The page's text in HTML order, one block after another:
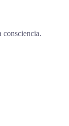
consciencia.